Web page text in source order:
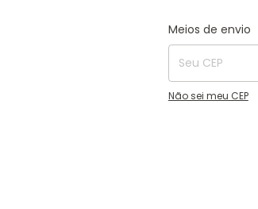
Entregas para o
Meios de envio
Não sei meu CEP